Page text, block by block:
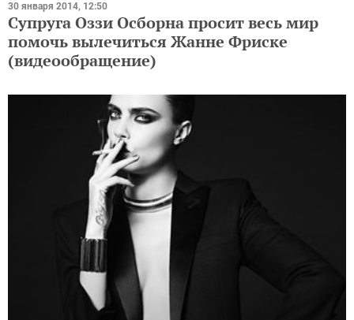
30 января 2014, 12:50
Супруга Оззи Осборна просит весь мир
помочь вылечиться Жанне Фриске
(видеообращение)